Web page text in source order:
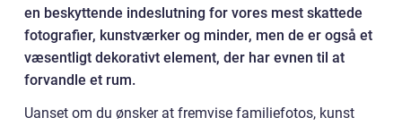
en beskyttende indeslutning for vores mest skattede
fotografier, kunstværker og minder, men de er også et
væsentligt dekorativt element, der har evnen til at
forvandle et rum.
Uanset om du ønsker at fremvise familiefotos, kunst